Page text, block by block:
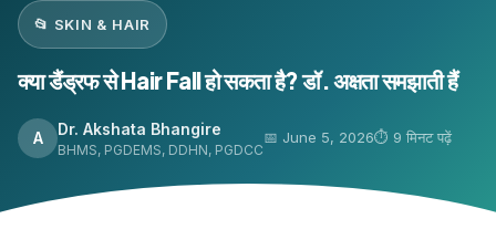
📂 SKIN & HAIR
क्या डैंड्रफ से Hair Fall हो सकता है? डॉ. अक्षता समझाती हैं
A Dr. Akshata Bhangire
BHMS, PGDEMS, DDHN, PGDCC
📅 June 5, 2026⏱️ 9 मिनट पढ़ें